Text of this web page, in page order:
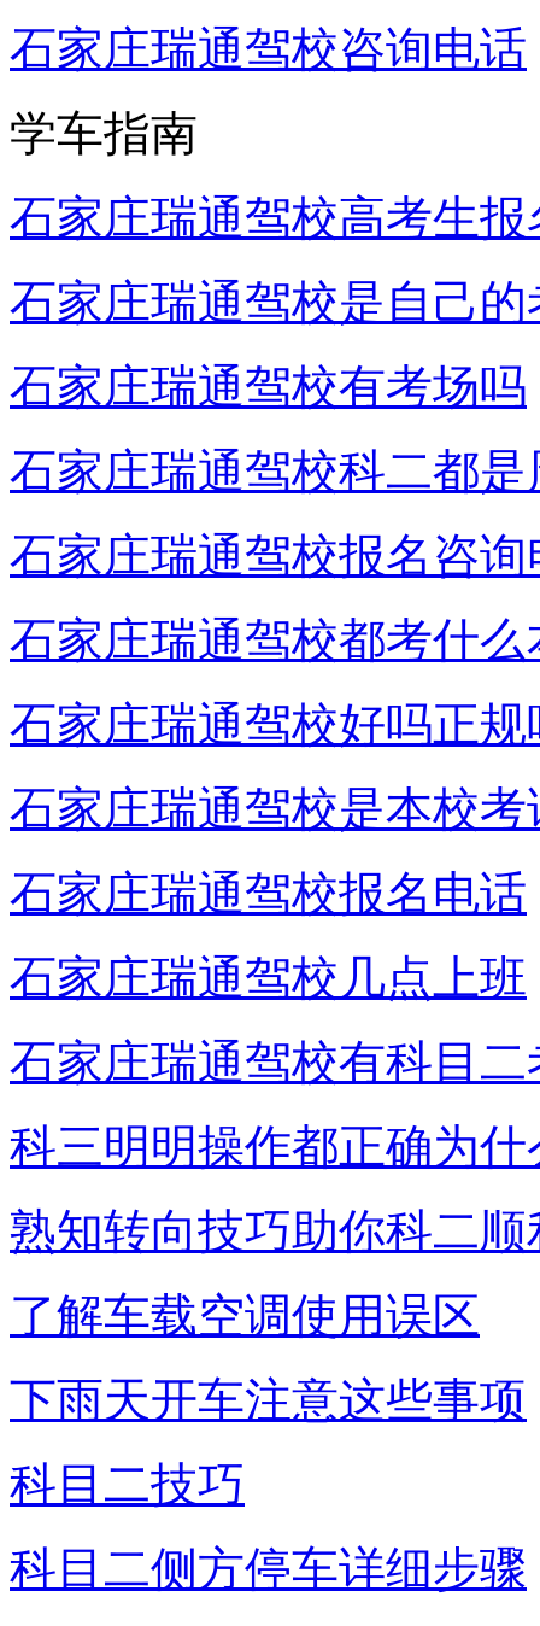
石家庄瑞通驾校咨询电话
学车指南
石家庄瑞通驾校高考生报
石家庄瑞通驾校是自己的
石家庄瑞通驾校有考场吗
石家庄瑞通驾校科二都是
石家庄瑞通驾校报名咨询
石家庄瑞通驾校都考什么
石家庄瑞通驾校好吗正规
石家庄瑞通驾校是本校考
石家庄瑞通驾校报名电话
石家庄瑞通驾校几点上班
石家庄瑞通驾校有科目二
科三明明操作都正确为
熟知转向技巧助你科二顺
了解车载空调使用误区
下雨天开车注意这些事项
科目二技巧
科目二侧方停车详细步骤